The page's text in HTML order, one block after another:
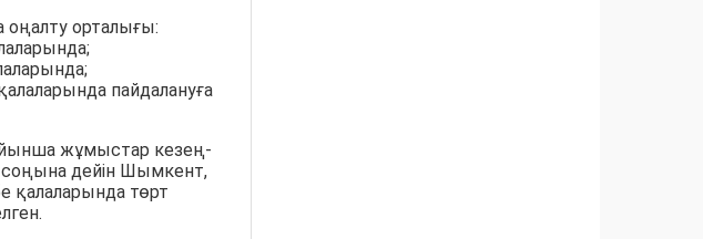
орталығы:
пайдалануға
жұмыстар кезең-
дейін Шымкент,
қалаларында төрт